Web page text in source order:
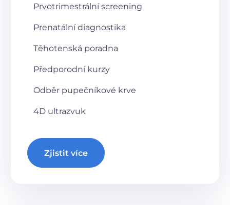
Prvotrimestrální screening
Prenatální diagnostika
Těhotenská poradna
Předporodní kurzy
Odběr pupečníkové krve
4D ultrazvuk
Zjistit více